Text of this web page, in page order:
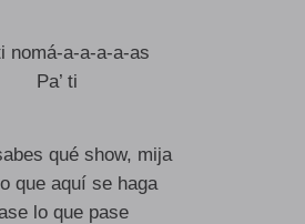
nomá-a-a-a-a-as
Pa’ ti
qué show, mija
que aquí se haga
lo que pase